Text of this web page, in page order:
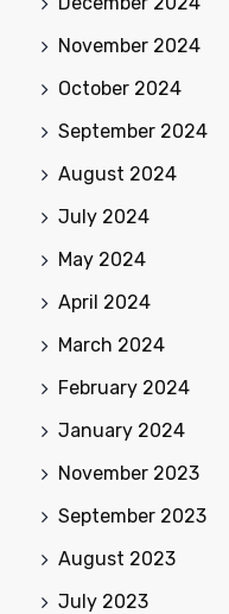
November 2024
October 2024
September 2024
August 2024
July 2024
May 2024
April 2024
March 2024
February 2024
January 2024
November 2023
September 2023
August 2023
July 2023